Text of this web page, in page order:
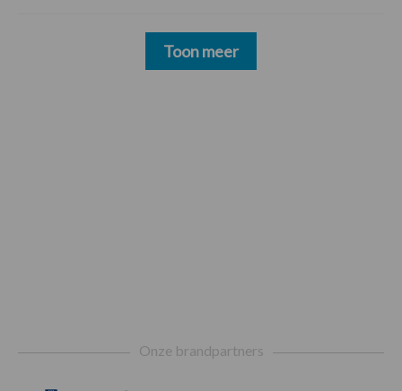
Toon meer
Onze brandpartners